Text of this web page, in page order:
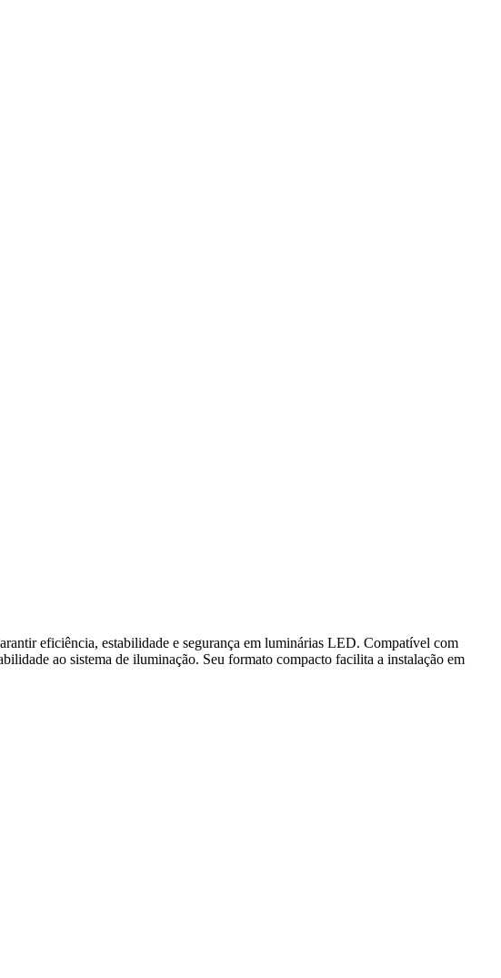
eficiência, estabilidade e segurança em luminárias LED. Compatível com
ao sistema de iluminação. Seu formato compacto facilita a instalação em